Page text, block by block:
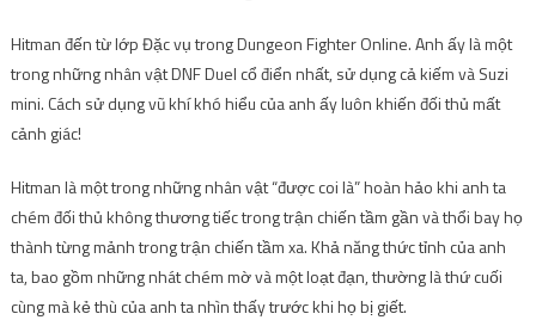
Hitman đến từ lớp Đặc vụ trong Dungeon Fighter Online. Anh ấy là một
trong những nhân vật DNF Duel cổ điển nhất, sử dụng cả kiếm và Suzi
mini. Cách sử dụng vũ khí khó hiểu của anh ấy luôn khiến đối thủ mất
cảnh giác!
Hitman là một trong những nhân vật “được coi là” hoàn hảo khi anh ta
chém đối thủ không thương tiếc trong trận chiến tầm gần và thổi bay họ
thành từng mảnh trong trận chiến tầm xa. Khả năng thức tỉnh của anh
ta, bao gồm những nhát chém mờ và một loạt đạn, thường là thứ cuối
cùng mà kẻ thù của anh ta nhìn thấy trước khi họ bị giết.